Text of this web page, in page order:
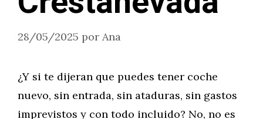
28/05/2025 por Ana
¿Y si te dijeran que puedes tener coche
nuevo, sin entrada, sin ataduras, sin gastos
imprevistos y con todo incluido? No, no es